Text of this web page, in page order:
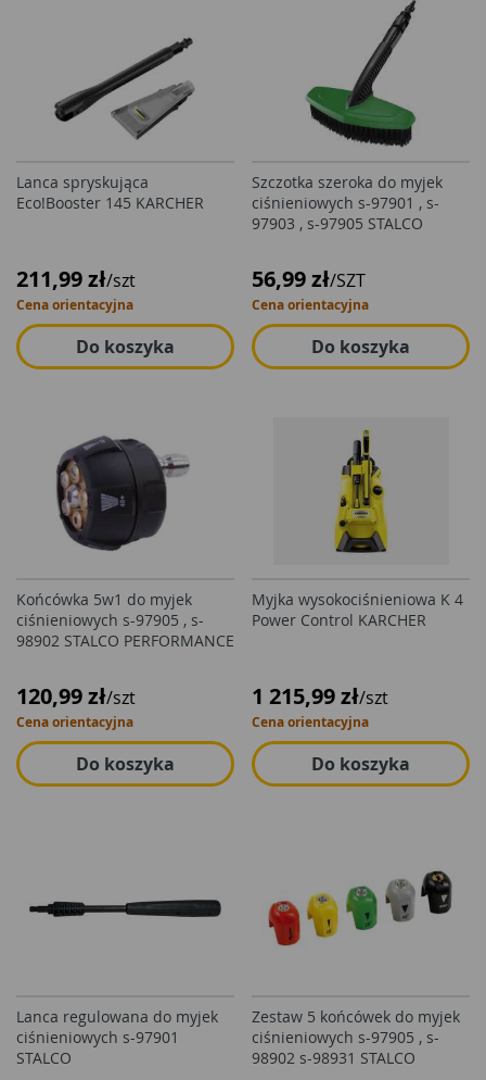
Lanca spryskująca
Eco!Booster 145 KARCHER
211,99 zł/szt
Cena orientacyjna
Do koszyka
Szczotka szeroka do myjek
ciśnieniowych s-97901 , s-
97903 , s-97905 STALCO
56,99 zł/SZT
Cena orientacyjna
Do koszyka
Końcówka 5w1 do myjek
ciśnieniowych s-97905 , s-
98902 STALCO PERFORMANCE
120,99 zł/szt
Cena orientacyjna
Do koszyka
Myjka wysokociśnieniowa K 4
Power Control KARCHER
1 215,99 zł/szt
Cena orientacyjna
Do koszyka
Lanca regulowana do myjek
ciśnieniowych s-97901
STALCO
Zestaw 5 końcówek do myjek
ciśnieniowych s-97905 , s-
98902 s-98931 STALCO